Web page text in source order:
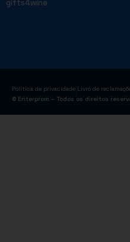
gifts4wine
Política de privacidade Livro de
© Enterprom – Todos os direitos